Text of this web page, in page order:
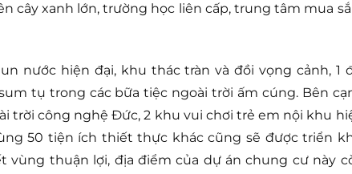
cây xanh lớn, trường học liên cấp, trung tâm mua
nước hiện đại, khu thác tràn và đồi vọng cảnh, 1
tụ trong các bữa tiệc ngoài trời ấm cúng. Bên
trời công nghệ Đức, 2 khu vui chơi trẻ em nội khu
50 tiện ích thiết thực khác cũng sẽ được triển
vùng thuận lợi, địa điểm của dự án chung cư này